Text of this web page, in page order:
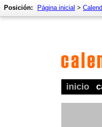
inicio
Posición: Página inicial >